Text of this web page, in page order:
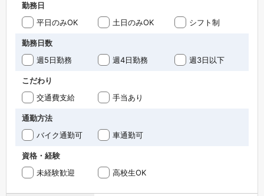
勤務日
平日のみOK
土日のみOK シフト制
勤務日数
週5日勤務
週4日勤務 週3日以下
こだわり
交通費支給
手当あり
通勤方法
バイク通勤可
車通勤可
資格・経験
未経験歓迎
高校生OK